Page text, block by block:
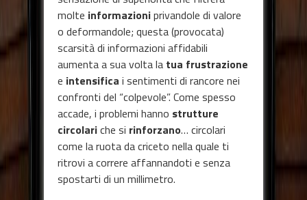
molte informazioniprivandole di valore
o deformandole; questa (provocata)
scarsità di informazioni affidabili
aumenta a sua volta la tua frustrazione
e intensifica i sentimenti di rancore nei
confronti del “colpevole”. Come spesso
accade, i problemi hanno strutture
circolariche si rinforzano… circolari
come la ruota da criceto nella quale ti
ritrovi a correre affannandoti e senza
spostarti di un millimetro.